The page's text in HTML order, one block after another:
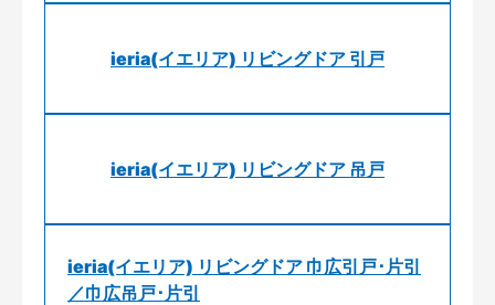
ieria(イエリア) リビングドア 引戸
ieria(イエリア) リビングドア 吊戸
ieria(イエリア) リビングドア 巾広引戸･片引
／巾広吊戸･片引